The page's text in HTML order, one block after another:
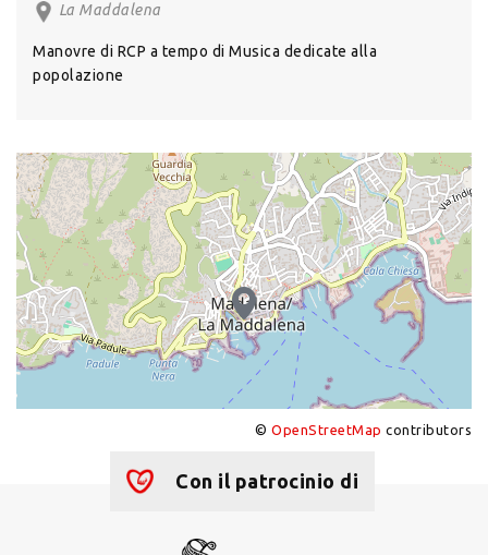
La Maddalena
Manovre di RCP a tempo di Musica dedicate alla
popolazione
© OpenStreetMap contributors
Con il patrocinio di